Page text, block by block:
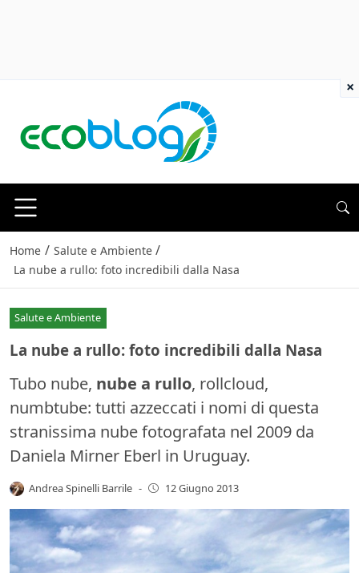
Home / Salute e Ambiente /
La nube a rullo: foto incredibili dalla Nasa
Salute e Ambiente
La nube a rullo: foto incredibili dalla Nasa
Tubo nube, nube a rullo, rollcloud,
numbtube: tutti azzeccati i nomi di questa
stranissima nube fotografata nel 2009 da
Daniela Mirner Eberl in Uruguay.
Andrea Spinelli Barrile - 12 Giugno 2013
×